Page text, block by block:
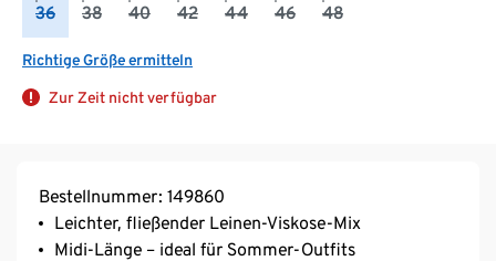
36 38 40 42 44 46 48
Richtige Größe ermitteln
Zur Zeit nicht verfügbar
Bestellnummer: 149860
Leichter, fließender Leinen-Viskose-Mix
Midi-Länge – ideal für Sommer-Outfits